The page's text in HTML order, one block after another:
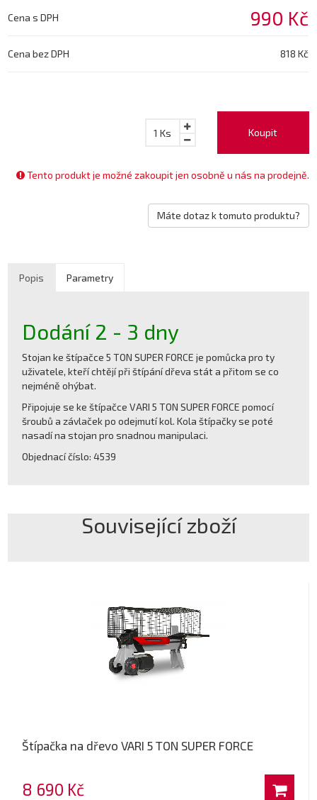
Cena s DPH 990 Kč
Cena bez DPH 818 Kč
Koupit
1 Ks
Tento produkt je možné zakoupit jen osobně u nás na prodejně.
Máte dotaz k tomuto produktu?
Popis Parametry
Dodání 2 - 3 dny
Stojan ke štípačce 5 TON SUPER FORCE je pomůcka pro ty
uživatele, kteří chtějí při štípání dřeva stát a přitom se co
nejméně ohýbat.
Připojuje se ke štípačce VARI 5 TON SUPER FORCE pomocí
šroubů a závlaček po odejmutí kol. Kola štípačky se poté
nasadí na stojan pro snadnou manipulaci.
Objednací číslo: 4539
Související zboží
Štípačka na dřevo VARI 5 TON SUPER FORCE
8 690 Kč